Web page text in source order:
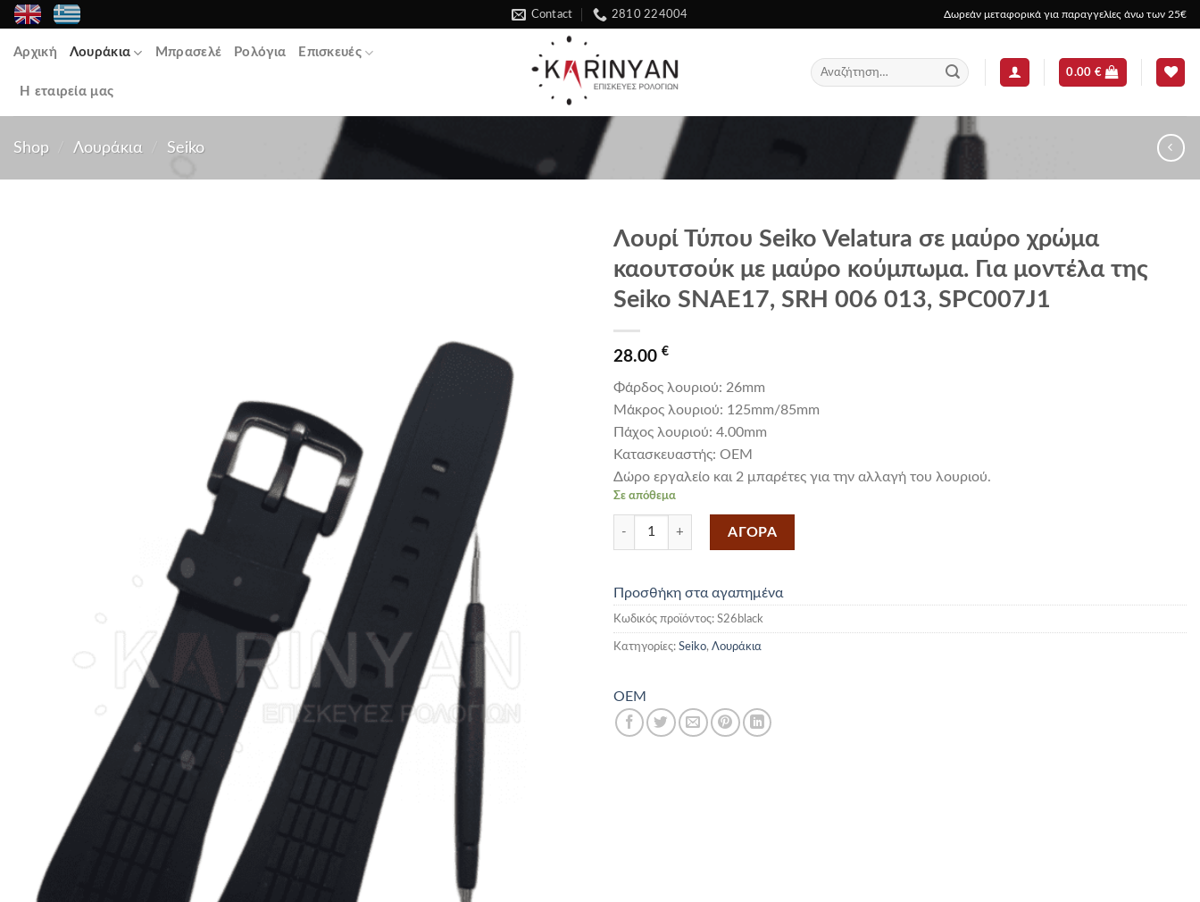
Skip
to
content
Contact 2810 224004 Δωρεάν μεταφορικά για παραγγελίες άνω των 25€
Αρχική Λουράκια Μπρασελέ Ρολόγια Επισκευές
Η εταιρεία μας
Αναζήτηση
για:
0.00€
Shop Λουράκια Seiko
Λουρί Τύπου Seiko Velatura σε μαύρο χρώμα
καουτσούκ με μαύρο κούμπωμα. Για μοντέλα της
Seiko SNAE17, SRH 006 013, SPC007J1
28.00 €
Φάρδος λουριού: 26mm
Mάκρος λουριού: 125mm/85mm
Πάχος λουριού: 4.00mm
Κατασκευαστής: OEM
Δώρο εργαλείο και 2 μπαρέτες για την αλλαγή του λουριού.
Σε απόθεμα
Λουρί Τύπου Seiko Velatura σε μαύρο χρώμα καουτσούκ με μαύρο κούμπωμα. Για μοντέλα της Seiko
ΑΓΟΡΑ
Προσθήκη στα αγαπημένα
Κωδικός προϊόντος: S26black
Κατηγορίες: Seiko, Λουράκια
OEM